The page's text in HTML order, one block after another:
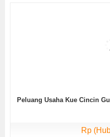
Peluang Usaha Kue Cincin
Rp